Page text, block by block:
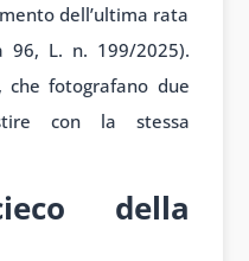
dell’ultima rata
96, L. n. 199/2025).
che fotografano due
con la stessa
della